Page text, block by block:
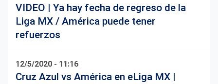
VIDEO | Ya hay fecha de regreso de la
Liga MX / América puede tener
refuerzos
12/5/2020 - 11:16
Cruz Azul vs América en eLiga MX |